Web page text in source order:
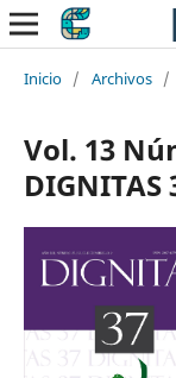
Inicio / Archivos /
Vol. 13
DIGNITAS